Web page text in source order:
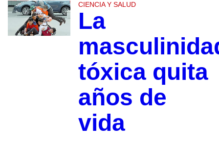
CIENCIA Y SALUD
La
tóxica quita
años de
vida